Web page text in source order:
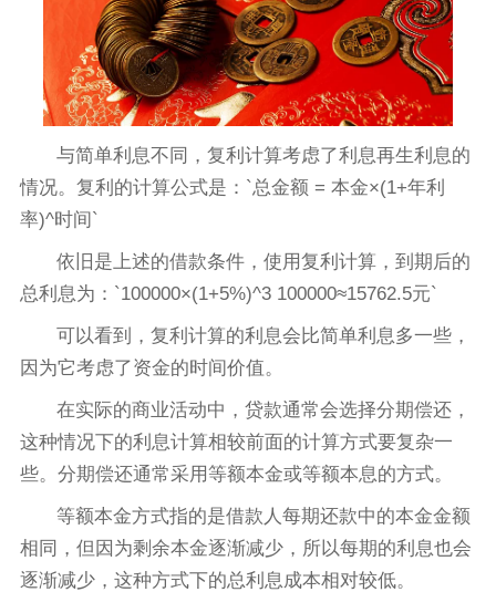
与简单利息不同，复利计算考虑了利息再生利息的
情况。复利的计算公式是：`总金额 = 本金×(1+年利
率)^时间`
依旧是上述的借款条件，使用复利计算，到期后的
总利息为：`100000×(1+5%)^3 100000≈15762.5元`
可以看到，复利计算的利息会比简单利息多一些，
因为它考虑了资金的时间价值。
在实际的商业活动中，贷款通常会选择分期偿还，
这种情况下的利息计算相较前面的计算方式要复杂一
些。分期偿还通常采用等额本金或等额本息的方式。
等额本金方式指的是借款人每期还款中的本金金额
相同，但因为剩余本金逐渐减少，所以每期的利息也会
逐渐减少，这种方式下的总利息成本相对较低。